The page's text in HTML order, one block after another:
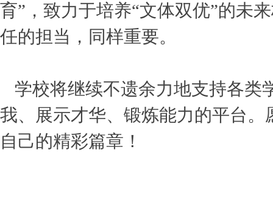
育”，致力于培养“文体双优”的未
任的担当，同样重要。
学校将继续不遗余力地支持各类
我、展示才华、锻炼能力的平台
自己的精彩篇章！